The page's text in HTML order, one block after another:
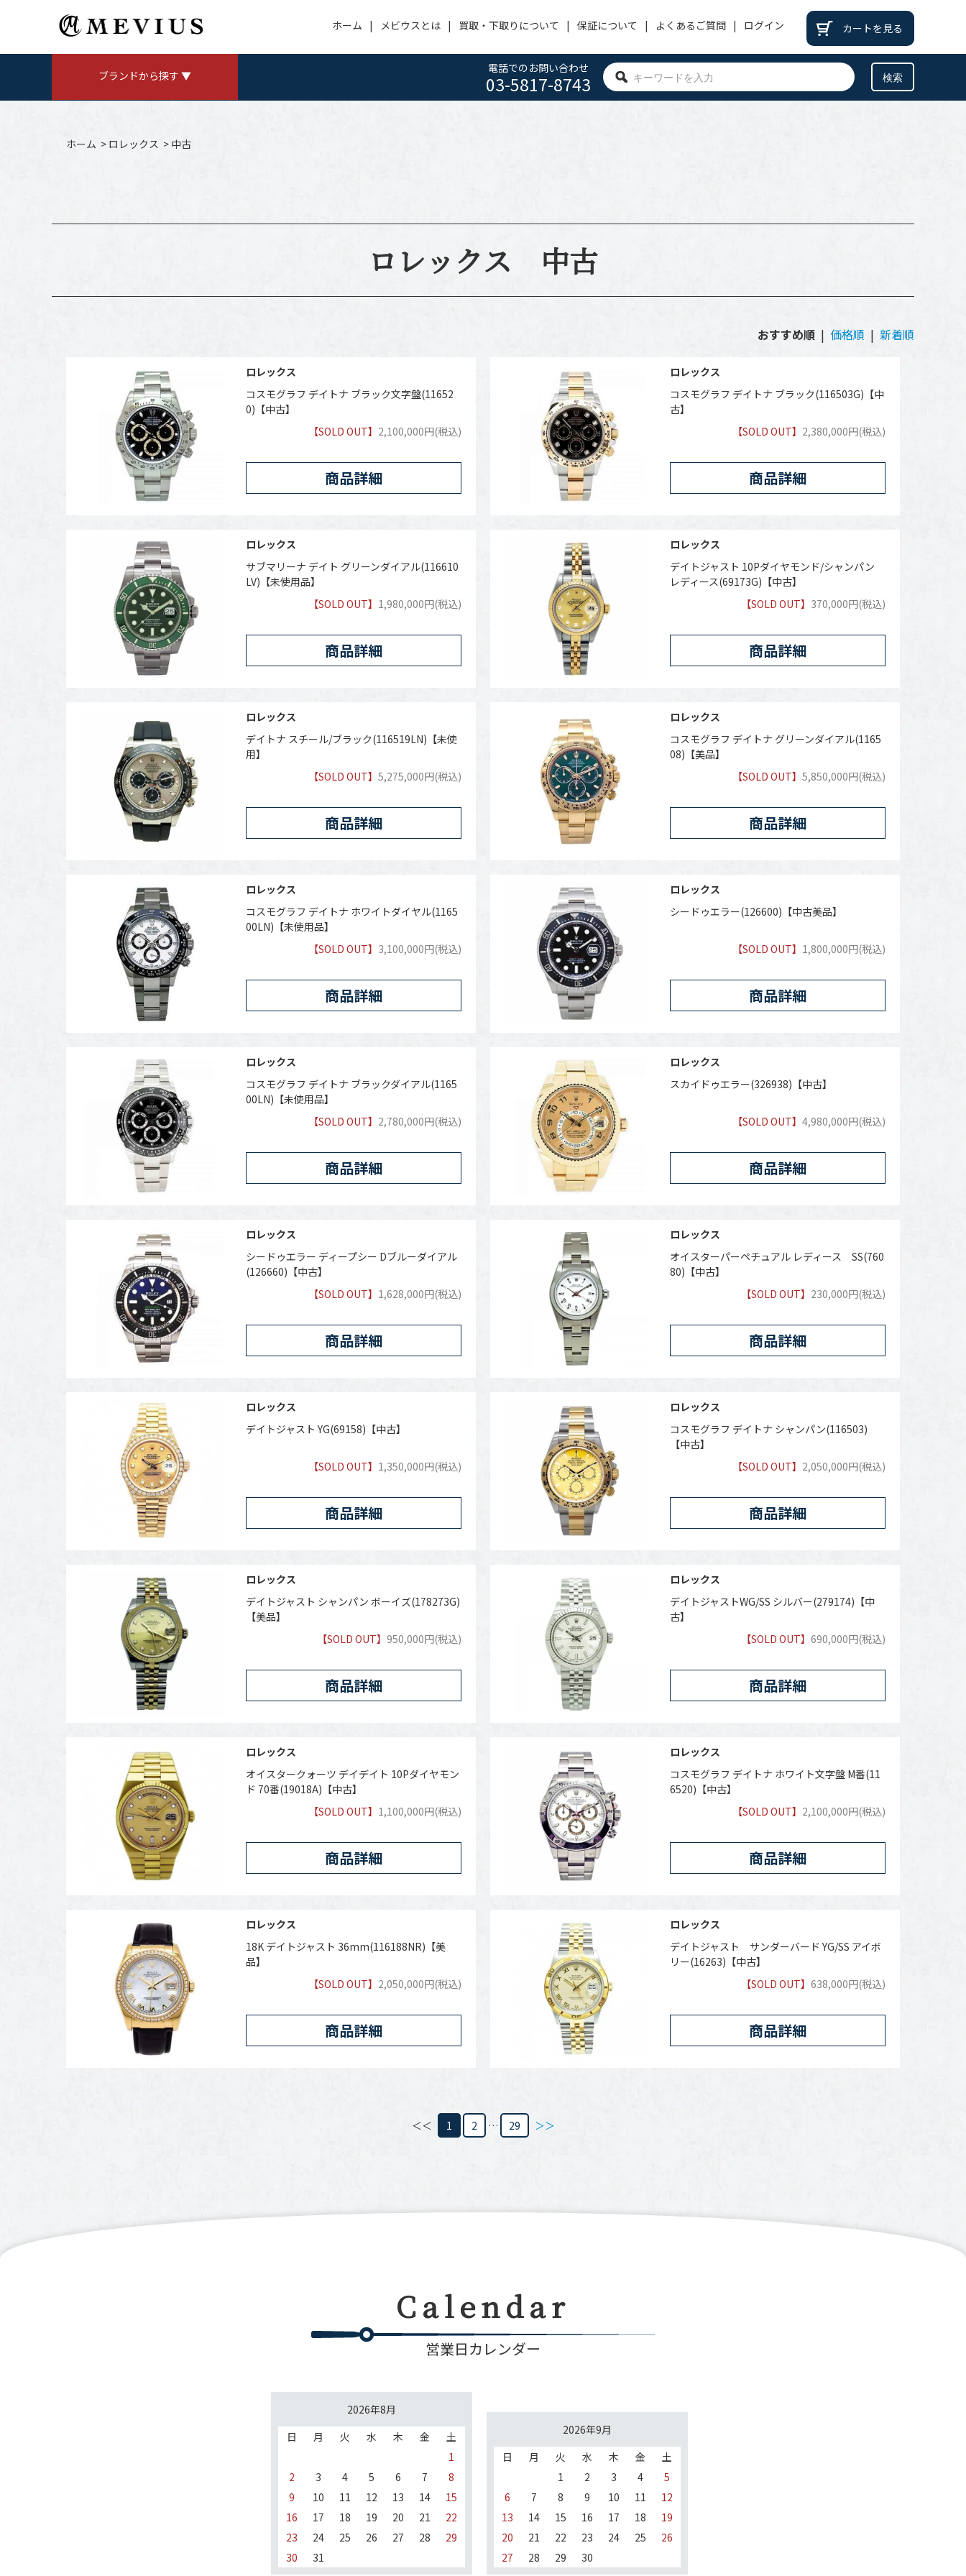
ホーム メビウスとは 買取・下取りについて 保証について よくあるご質問 ログイン カートを見る
ブランドから探す ▼
電話でのお問い合わせ
03-5817-8743
ホーム > ロレックス > 中古
ロレックス 中古
おすすめ順 | 価格順 | 新着順
ロレックス
コスモグラフ デイトナ ブラック文字盤(11652
0)【中古】
【SOLD OUT】 2,100,000円(税込)
商品詳細
ロレックス
コスモグラフ デイトナ ブラック(116503G)【中
古】
【SOLD OUT】 2,380,000円(税込)
商品詳細
ロレックス
サブマリーナ デイト グリーンダイアル(116610
LV)【未使用品】
【SOLD OUT】 1,980,000円(税込)
商品詳細
ロレックス
デイトジャスト 10Pダイヤモンド/シャンパン
レディース(69173G)【中古】
【SOLD OUT】 370,000円(税込)
商品詳細
ロレックス
デイトナ スチール/ブラック(116519LN)【未使
用】
【SOLD OUT】 5,275,000円(税込)
商品詳細
ロレックス
コスモグラフ デイトナ グリーンダイアル(1165
08)【美品】
【SOLD OUT】 5,850,000円(税込)
商品詳細
ロレックス
コスモグラフ デイトナ ホワイトダイヤル(1165
00LN)【未使用品】
【SOLD OUT】 3,100,000円(税込)
商品詳細
ロレックス
シードゥエラー(126600)【中古美品】
【SOLD OUT】 1,800,000円(税込)
商品詳細
ロレックス
コスモグラフ デイトナ ブラックダイアル(1165
00LN)【未使用品】
【SOLD OUT】 2,780,000円(税込)
商品詳細
ロレックス
スカイドゥエラー(326938)【中古】
【SOLD OUT】 4,980,000円(税込)
商品詳細
ロレックス
シードゥエラー ディープシー Dブルーダイアル
(126660)【中古】
【SOLD OUT】 1,628,000円(税込)
商品詳細
ロレックス
オイスターパーペチュアル レディース SS(760
80)【中古】
【SOLD OUT】 230,000円(税込)
商品詳細
ロレックス
デイトジャスト YG(69158)【中古】
【SOLD OUT】 1,350,000円(税込)
商品詳細
ロレックス
コスモグラフ デイトナ シャンパン(116503)
【中古】
【SOLD OUT】 2,050,000円(税込)
商品詳細
ロレックス
デイトジャスト シャンパン ボーイズ(178273G)
【美品】
【SOLD OUT】 950,000円(税込)
商品詳細
ロレックス
デイトジャストWG/SS シルバー(279174)【中
古】
【SOLD OUT】 690,000円(税込)
商品詳細
ロレックス
オイスタークォーツ デイデイト 10Pダイヤモン
ド 70番(19018A)【中古】
【SOLD OUT】 1,100,000円(税込)
商品詳細
ロレックス
コスモグラフ デイトナ ホワイト文字盤 M番(11
6520)【中古】
【SOLD OUT】 2,100,000円(税込)
商品詳細
ロレックス
18K デイトジャスト 36mm(116188NR)【美
品】
【SOLD OUT】 2,050,000円(税込)
商品詳細
ロレックス
デイトジャスト サンダーバード YG/SS アイボ
リー(16263)【中古】
【SOLD OUT】 638,000円(税込)
商品詳細
＜＜ 1 2 … 29 ＞＞
Calendar
営業日カレンダー
2026年8月
日
月 火 水 木 金
土
1
2
3 4 5 6 7
8
9
10 11 12 13 14
15
16
17 18 19 20 21
22
23
24 25 26 27 28
29
30
31
2026年9月
日
月 火 水 木 金
土
1
2 3 4
5
6
7 8 9 10 11
12
13
14 15 16 17 18
19
20
21 22 23 24 25
26
27
28 29 30